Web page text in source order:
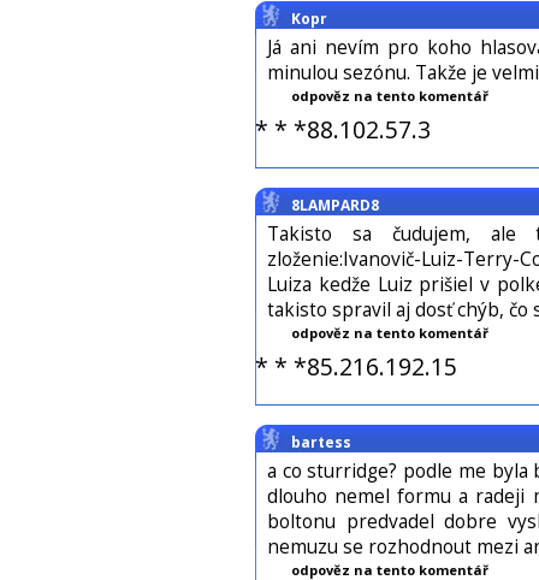
Kopr
Já ani nevím pro koho
minulou sezónu. Takže je
odpověz na tento komentář
* * *88.102.57.3
8LAMPARD8
Takisto sa čudujem, ale
zloženie:Ivanovič-Luiz-Terry-
Luiza kedže Luiz prišiel v
takisto spravil aj dosť chýb, čo
odpověz na tento komentář
* * *85.216.192.15
bartess
a co sturridge? podle me
dlouho nemel formu a
boltonu predvadel dobre
nemuzu se rozhodnout mezi
odpověz na tento komentář